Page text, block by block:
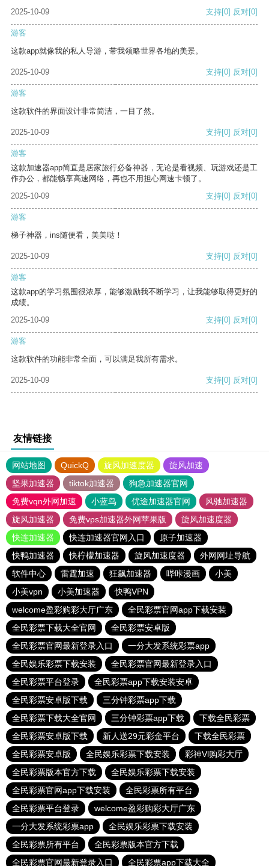
2025-10-09
支持[0] 反对[0]
游客
这款app就像我的私人导游，带我领略世界各地的美景。
2025-10-09 支持[0] 反对[0]
游客
这款软件的界面设计非常简洁，一目了然。
2025-10-09 支持[0] 反对[0]
游客
这款加速器app简直是居家旅行必备神器，无论是看视频、玩游戏还是工
作办公，都能畅享高速网络，再也不用担心网速卡顿了。
2025-10-09
支持[0] 反对[0]
游客
梯子神器，ins随便看，美美哒！
2025-10-09 支持[0] 反对[0]
游客
这款app的学习氛围很浓厚，能够激励我不断学习，让我能够取得更好的
成绩。
2025-10-09
支持[0] 反对[0]
游客
这款软件的功能非常全面，可以满足我所有需求。
2025-10-09 支持[0] 反对[0]
友情链接
网站地图 QuickQ 旋风加速度器
旋风加速
坚果加速器
tiktok加速器
狗急加速器官网
免费vqn外网加速
小蓝鸟 优途加速器官网
风驰加速器
旋风加速器
免费vps加速器外网苹果版
旋风加速度器
快连加速器
快连加速器官网入口
原子加速器
快鸭加速器
快柠檬加速器 旋风加速度器
外网网址导航
软件中心
雷霆加速 狂飙加速器 哔咔漫画
小美
小美vpn
小美加速器
快鸭VPN
welcome盈彩购彩大厅广东
全民彩票官网app下载安装
全民彩票下载大全官网
全民彩票安卓版
全民彩票官网最新登录入口
一分大发系统彩票app
全民娱乐彩票下载安装
全民彩票官网最新登录入口
全民彩票平台登录
全民彩票app下载安装安卓
全民彩票安卓版下载
三分钟彩票app下载
全民彩票下载大全官网
三分钟彩票app下载
下载全民彩票
全民彩票安卓版下载
新人送29元彩金平台
下载全民彩票
全民彩票安卓版
全民娱乐彩票下载安装
彩神Vl购彩大厅
全民彩票版本官方下载
全民娱乐彩票下载安装
全民彩票官网app下载安装
全民彩票所有平台
全民彩票平台登录
welcome盈彩购彩大厅广东
一分大发系统彩票app
全民娱乐彩票下载安装
全民彩票所有平台
全民彩票版本官方下载
全民彩票官网最新登录入口
全民彩票app下载大全